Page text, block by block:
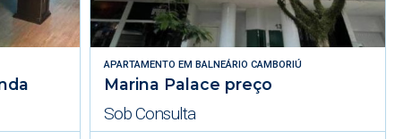
APARTAMENTO EMBALNEÁRIO CAMBORIÚ
Marina Palace preço
Sob Consulta